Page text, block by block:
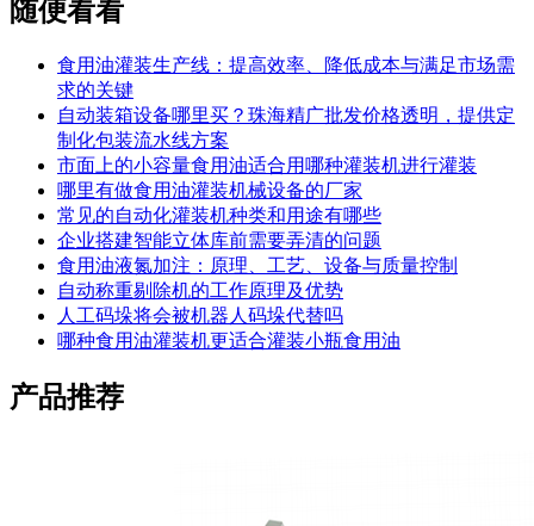
随便看看
食用油灌装生产线：提高效率、降低成本与满足市场需
求的关键
自动装箱设备哪里买？珠海精广批发价格透明，提供定
制化包装流水线方案
市面上的小容量食用油适合用哪种灌装机进行灌装
哪里有做食用油灌装机械设备的厂家
常见的自动化灌装机种类和用途有哪些
企业搭建智能立体库前需要弄清的问题
食用油液氮加注：原理、工艺、设备与质量控制
自动称重剔除机的工作原理及优势
人工码垛将会被机器人码垛代替吗
哪种食用油灌装机更适合灌装小瓶食用油
产品推荐